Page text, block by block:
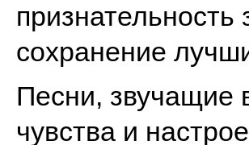
признательность
сохранение
Песни, звучащие
чувства и